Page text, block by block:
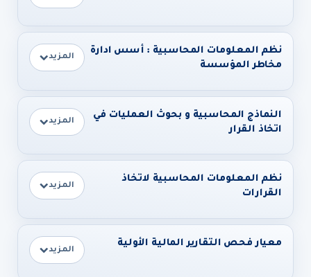
نظم المعلومات المحاسبية : أسس ادارة
مخاطر المؤسسة
المزيد
النماذج المحاسبية و بحوث العمليات في
اتخاذ القرار
المزيد
نظم المعلومات المحاسبية لاتخاذ
القرارات
المزيد
معيار فحص التقارير المالية الأولية
المزيد